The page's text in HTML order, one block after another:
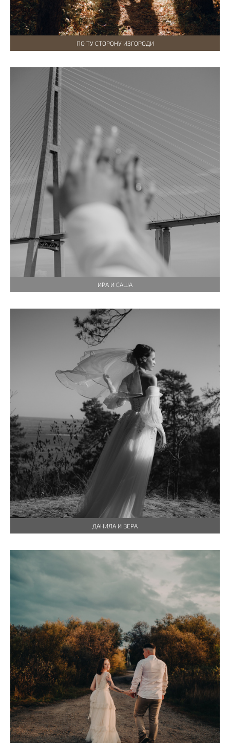
ПО ТУ СТОРОНУ ИЗГОРОДИ
ИРА И САША
ДАНИЛА И ВЕРА